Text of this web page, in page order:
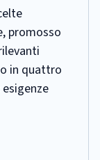
promosso
in quattro